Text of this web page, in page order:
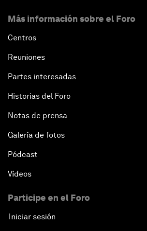
Más información sobre el Foro
Centros
Reuniones
Partes interesadas
Historias del Foro
Notas de prensa
Galería de fotos
Pódcast
Vídeos
Participe en el Foro
Iniciar sesión